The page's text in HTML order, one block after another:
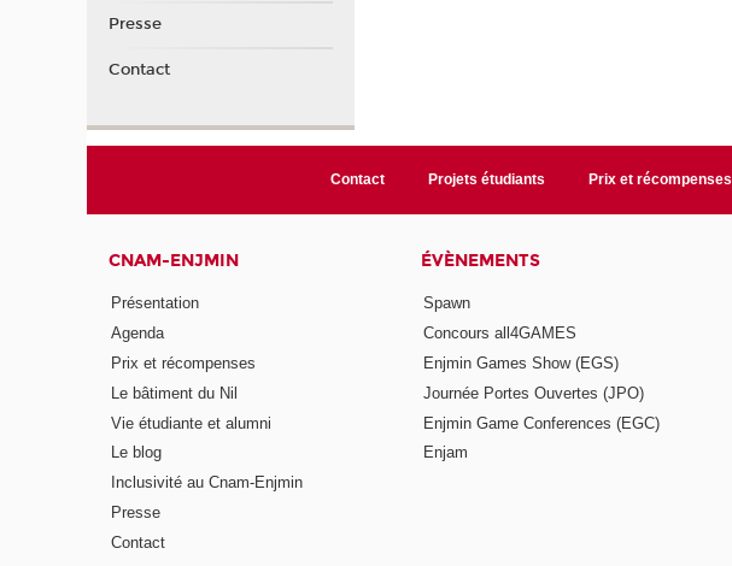
Presse
Contact
Contact Projets étudiants Prix et récompenses
CNAM-ENJMIN
Présentation
Agenda
Prix et récompenses
Le bâtiment du Nil
Vie étudiante et alumni
Le blog
Inclusivité au Cnam-Enjmin
Presse
Contact
ÉVÈNEMENTS
Spawn
Concours all4GAMES
Enjmin Games Show (EGS)
Journée Portes Ouvertes (JPO)
Enjmin Game Conferences (EGC)
Enjam